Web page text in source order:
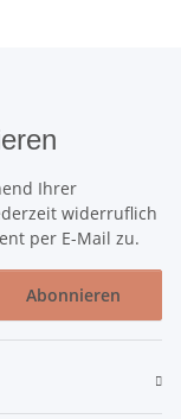
Ihrer
widerruflich
per E-Mail zu.
Abonnieren